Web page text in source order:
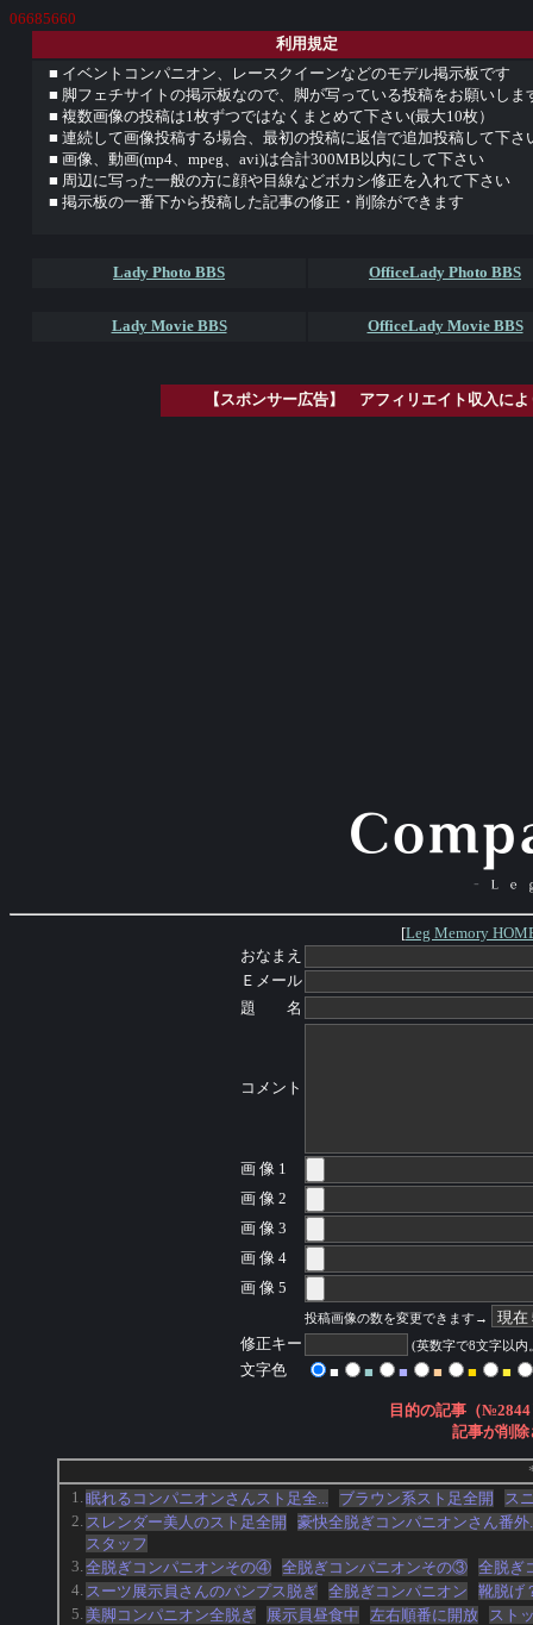
06685660
利用規定
■ イベントコンパニオン、レースクイーンなどのモデル掲示板です
■ 脚フェチサイトの掲示板なので、脚が写っている投稿をお願いしま
■ 複数画像の投稿は1枚ずつではなくまとめて下さい(最大10枚）
■ 連続して画像投稿する場合、最初の投稿に返信で追加投稿して下さ
■ 画像、動画(mp4、mpeg、avi)は合計300MB以内にして下さい
■ 周辺に写った一般の方に顔や目線などボカシ修正を入れて下さい
■ 掲示板の一番下から投稿した記事の修正・削除ができます
Lady Photo BBS OfficeLady Photo BBS
Lady Movie BBS OfficeLady Movie BBS
【スポンサー広告】 アフィリエイト収入に
[Leg Memory
おなまえ
Ｅメール
題 名
コメント
画 像 1
画 像 2
画 像 3
画 像 4
画 像 5
投稿画像の数を変更できます→
修正キー (英数字で8文字以内
文字色 ■ ■ ■ ■ ■ ■
目的の記事（
記事が削
1. 眠れるコンパニオンさんスト足全... ブラウン系スト足全開
ス
2. スレンダー美人のスト足全開
豪快全脱ぎコンパニオンさん番外
スタッフ
3. 全脱ぎコンパニオンその④ 全脱ぎコンパニオンその③ 全脱ぎ
4. スーツ展示員さんのパンプス脱ぎ 全脱ぎコンパニオン
靴脱げ
5. 美脚コンパニオン全脱ぎ 展示員昼食中 左右順番に開放
スト